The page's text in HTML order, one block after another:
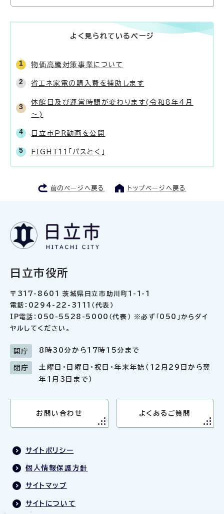
よく見られているページ
物価高騰対策事業について
省エネ家電の購入費を補助します
休館日及び運営時間が変わります(令和8年4月
～)
日立市PR動画を公開
FIGHT11「パスとく」
前のページへ戻る トップページへ戻る
日立市役所
〒317-8601 茨城県日立市助川町1-1-1
電話：0294-22-3111（代表）
IP電話：050-5528-5000（代表） ※必ず「050」からダイ
ヤルしてください。
開庁 8時30分から17時15分まで
閉庁
土曜日・日曜日・祝日・年末年始（12月29日から翌
年1月3日まで）
お問い合わせ よくあるご質問
サイトポリシー
個人情報保護方針
サイトマップ
サイトについて